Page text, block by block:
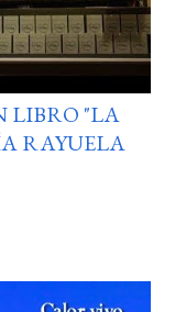
LIBRO "LA
RAYUELA